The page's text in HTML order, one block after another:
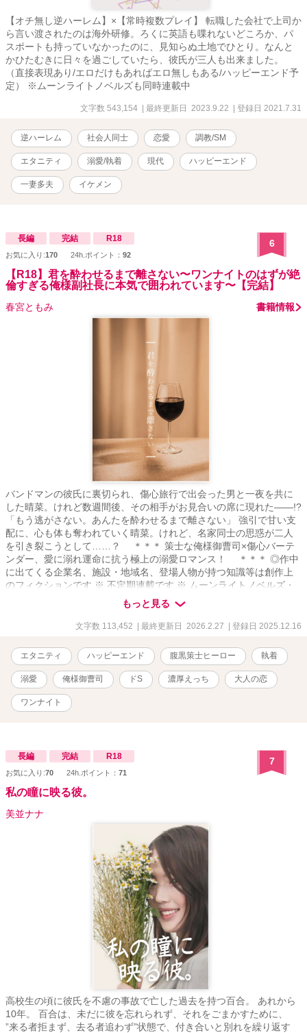
【オチ無し逆ハーレム】×【常時複数プレイ】 転職した会社で上司か
ら言い渡されたのは海外研修。ろくに英語も喋れないどころか、パ
スポートも持っていなかったのに、見知らぬ土地でひとり。なんと
かひたむきに日々を過ごしていたら、彼氏が三人も出来ました。
（直接表現あり/エロだけもあればエロ無しもある/ハッピーエンド予
定） ※ムーンライトノベルズも同時連載中
文字数 543,154 | 最終更新日 2023.9.22 | 登録日 2021.7.31
逆ハーレム 社会人同士 恋愛 調教/SM
エタニティ 溺愛/執着 現代 ハッピーエンド
一妻多夫 イケメン
長編 完結 R18
お気に入り:170 24h.ポイント： 92
6
【R18】君を酔わせるまで離さない〜ワンナイトのはずが絶
倫すぎる俺様副社長に本気で囲われています〜【完結】
春宮ともみ 書籍情報
バンドマンの彼氏に裏切られ、傷心旅行で出会った男と一夜を共に
した晴菜。けれど数週間後、その相手がお見合いの席に現れた――!?
「もう逃がさない。あんたを酔わせるまで離さない」 強引で甘い支
配に、心も体も奪われていく晴菜。けれど、名家同士の思惑が二人
を引き裂こうとして……？ ＊＊＊ 策士な俺様御曹司×傷心バーテ
ンダー、愛に溺れ運命に抗う極上の溺愛ロマンス！ ＊＊＊ ◎作中
に出てくる企業名、施設・地域名、登場人物が持つ知識等は創作上
のフィクションです ※ 不定期連載です ※ ムーンライトノベルズ・
ベリーズカフェにも掲載しています ※ 表紙は装丁カフェ様にて作成
もっと見る
文字数 113,452 | 最終更新日 2026.2.27 | 登録日 2025.12.16
エタニティ ハッピーエンド 腹黒策士ヒーロー 執着
溺愛 俺様御曹司 ドS 濃厚えっち 大人の恋
ワンナイト
長編 完結 R18
お気に入り:70 24h.ポイント： 71
7
私の瞳に映る彼。
美並ナナ
高校生の頃に彼氏を不慮の事故で亡した過去を持つ百合。 あれから
10年。 百合は、未だに彼を忘れられず、それをごまかすために、
”来る者拒まず、去る者追わず”状態で、付き合いと別れを繰り返す